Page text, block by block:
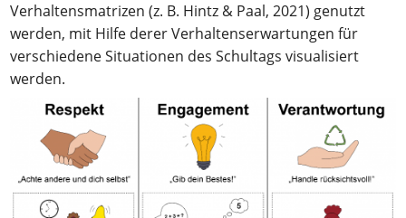
Verhaltensmatrizen (z. B. Hintz & Paal, 2021) genutzt
werden, mit Hilfe derer Verhaltenserwartungen für
verschiedene Situationen des Schultags visualisiert
werden.